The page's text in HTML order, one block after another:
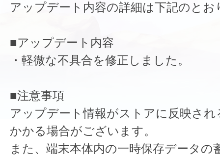
アップデート内容の詳細は下記のとお
■アップデート内容
・軽微な不具合を修正しました。
■注意事項
アップデート情報がストアに反映さ
かかる場合がございます。
また、端末本体内の一時保存データの